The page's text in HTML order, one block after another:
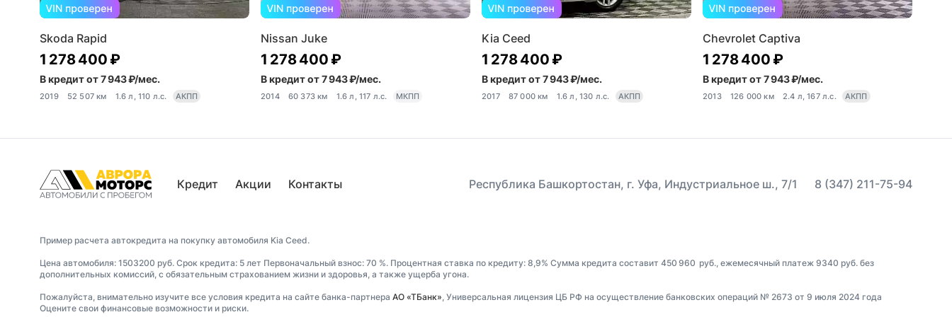
Skoda Rapid
1 278 400 ₽
В кредит от 7 943 ₽/мес.
2019 52 507 км 1.6 л, 110 л.с. АКПП
Nissan Juke
1 278 400 ₽
В кредит от 7 943 ₽/мес.
2014 60 373 км 1.6 л, 117 л.с. МКПП
Kia Ceed
1 278 400 ₽
В кредит от 7 943 ₽/мес.
2017 87 000 км 1.6 л, 130 л.с. АКПП
Chevrolet Captiva
1 278 400 ₽
В кредит от 7 943 ₽/мес.
2013 126 000 км 2.4 л, 167 л.с. АКПП
Кредит Акции Контакты Республика Башкортостан, г. Уфа, Индустриальное ш., 7/1 8 (347) 211-75-94
Пример расчета автокредита на покупку автомобиля Kia Ceed.
Цена автомобиля: 1503200 руб. Срок кредита: 5 лет Первоначальный взнос: 70 %. Процентная ставка по кредиту: 8,9% Сумма кредита составит 450 960 руб., ежемесячный платеж 9340 руб. без
дополнительных комиссий, с обязательным страхованием жизни и здоровья, а также ущерба угона.
Пожалуйста, внимательно изучите все условия кредита на сайте банка-партнера АО «ТБанк» , Универсальная лицензия ЦБ РФ на осуществление банковских операций № 2673 от 9 июля 2024 года
Оцените свои финансовые возможности и риски.